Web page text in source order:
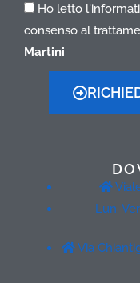
Ho letto
consenso al
Martini
Lun.
Via